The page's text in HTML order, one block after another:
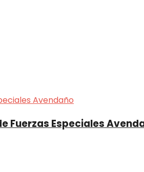
Fuerzas Especiales